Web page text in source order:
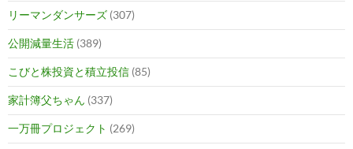
リーマンダンサーズ (307)
公開減量生活 (389)
こびと株投資と積立投信 (85)
家計簿父ちゃん (337)
一万冊プロジェクト (269)